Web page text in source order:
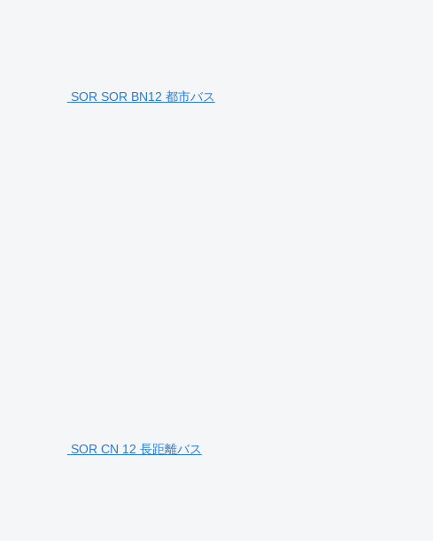
SOR SOR BN12 都市バス
SOR CN 12 長距離バス